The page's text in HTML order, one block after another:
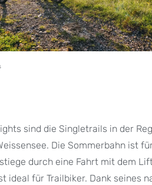
sind die Singletrails in der
Die Sommerbahn ist
durch eine Fahrt mit dem
ideal für Trailbiker. Dank seines